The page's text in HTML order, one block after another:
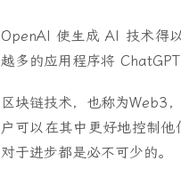
OpenAI 使生成 AI 技术得
越多的应用程序将
区块链技术，也称为Web3
户可以在其中更好地控制
对于进步都是必不可少的。